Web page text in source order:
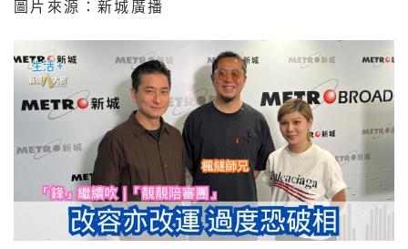
圖片來源：新城廣播